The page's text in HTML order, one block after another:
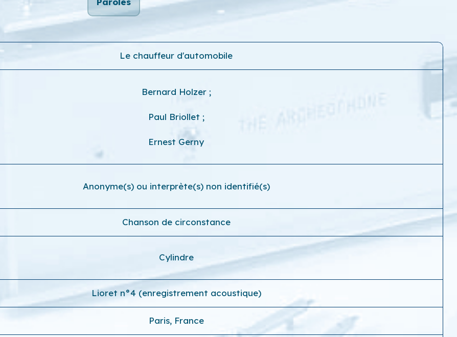
Le chauffeur d'automobile
Bernard Holzer ;
Paul Briollet ;
Ernest Gerny
Anonyme(s) ou interprète(s) non identifié(s)
Chanson de circonstance
Cylindre
Lioret n°4 (enregistrement acoustique)
Paris, France